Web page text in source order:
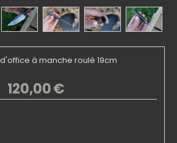
à manche roulé 19cm
120,00€